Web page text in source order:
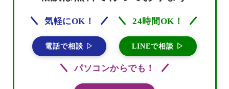
気軽にOK！
電話で相談 ▷
24時間OK！
LINEで相談 ▷
パソコンからでも！